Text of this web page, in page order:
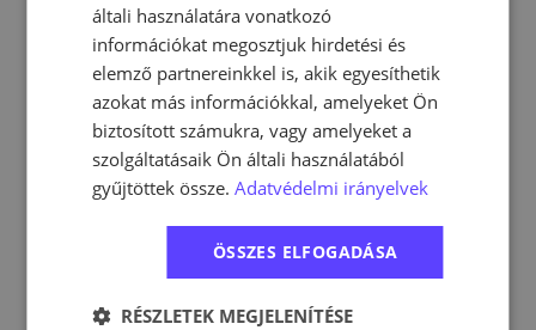
vállalkozásodat, céljaidat, problémáidat,
akkor jövünk mi! Elmondjuk, hogy hogyan
tennénk jobbá a marketingedet, milyen
eszközökkel, milyen stratégiával tudnánk
megnövelni a profitodat.
A konzultáció végén teljesen ingyen kapsz
általi használatára vonatkozó
információkat megosztjuk hirdetési és
elemző partnereinkkel is, akik egyesíthetik
azokat más információkkal, amelyeket Ön
biztosított számukra, vagy amelyeket a
szolgáltatásaik Ön általi használatából
gyűjtöttek össze.Adatvédelmi irányelvek
ÖSSZES ELFOGADÁSA
RÉSZLETEK MEGJELENÍTÉSE